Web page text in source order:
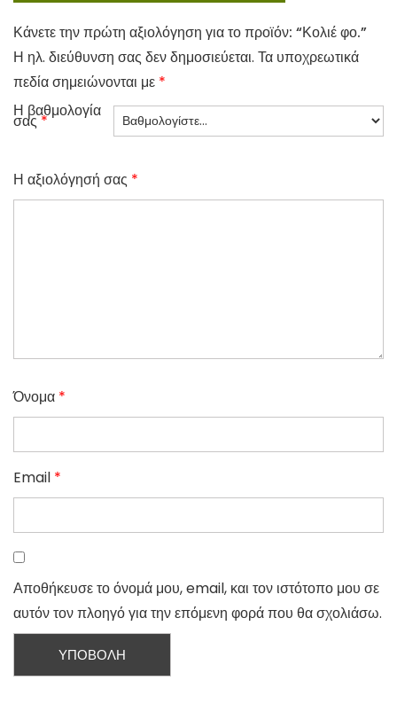
0
€
.
,
0
0
Κάνετε την πρώτη αξιολόγηση για το προϊόν: “Κολιέ φο.”
Η ηλ. διεύθυνση σας δεν δημοσιεύεται. Τα υποχρεωτικά
πεδία σημειώνονται με *
Η βαθμολογία
σας*
Η αξιολόγησή σας *
Όνομα *
Email *
Αποθήκευσε το όνομά μου, email, και τον ιστότοπο μου σε
αυτόν τον πλοηγό για την επόμενη φορά που θα σχολιάσω.